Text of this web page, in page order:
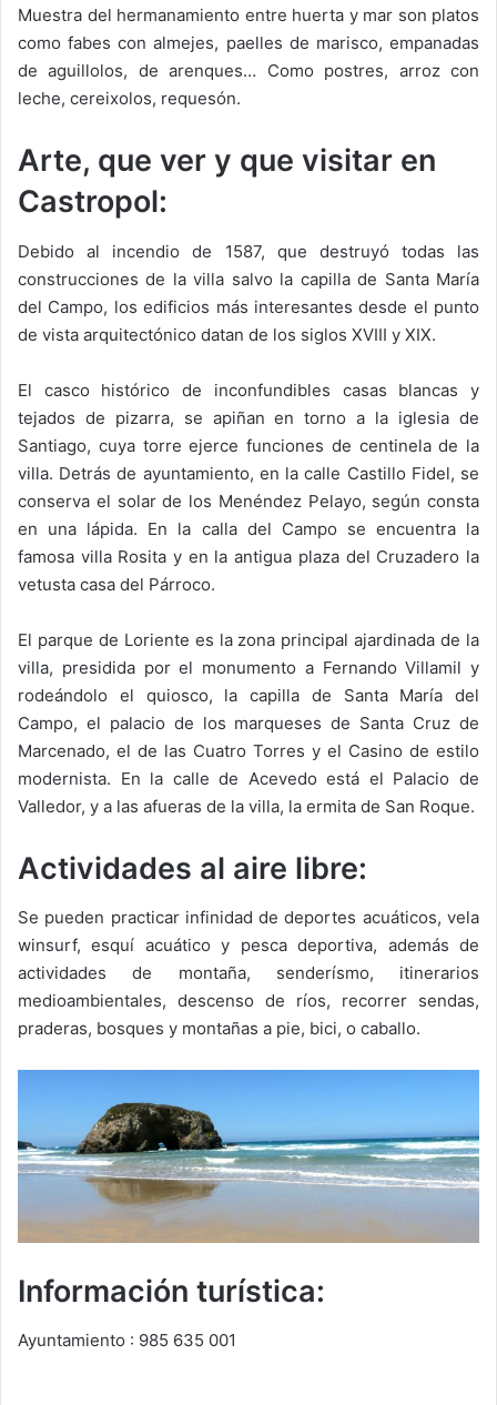
Muestra del hermanamiento entre huerta y mar son platos
como fabes con almejes, paelles de marisco, empanadas
de aguillolos, de arenques… Como postres, arroz con
leche, cereixolos, requesón.
Arte, que ver y que visitar en
Castropol:
Debido al incendio de 1587, que destruyó todas las
construcciones de la villa salvo la capilla de Santa María
del Campo, los edificios más interesantes desde el punto
de vista arquitectónico datan de los siglos XVIII y XIX.
El casco histórico de inconfundibles casas blancas y
tejados de pizarra, se apiñan en torno a la iglesia de
Santiago, cuya torre ejerce funciones de centinela de la
villa. Detrás de ayuntamiento, en la calle Castillo Fidel, se
conserva el solar de los Menéndez Pelayo, según consta
en una lápida. En la calla del Campo se encuentra la
famosa villa Rosita y en la antigua plaza del Cruzadero la
vetusta casa del Párroco.
El parque de Loriente es la zona principal ajardinada de la
villa, presidida por el monumento a Fernando Villamil y
rodeándolo el quiosco, la capilla de Santa María del
Campo, el palacio de los marqueses de Santa Cruz de
Marcenado, el de las Cuatro Torres y el Casino de estilo
modernista. En la calle de Acevedo está el Palacio de
Valledor, y a las afueras de la villa, la ermita de San Roque.
Actividades al aire libre:
Se pueden practicar infinidad de deportes acuáticos, vela
winsurf, esquí acuático y pesca deportiva, además de
actividades de montaña, senderísmo, itinerarios
medioambientales, descenso de ríos, recorrer sendas,
praderas, bosques y montañas a pie, bici, o caballo.
Información turística:
Ayuntamiento : 985 635 001